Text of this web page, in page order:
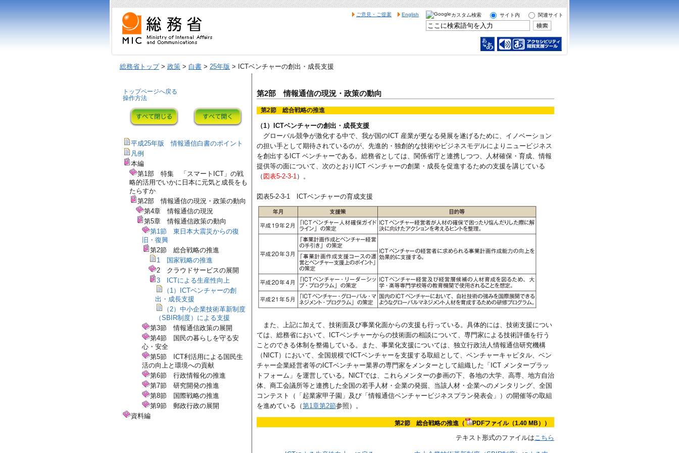
ご意見・ご提案 English カスタム検索 サイト内 関連サイト
総務省トップ> 政策 > 白書 > 25年版 > ICTベンチャーの創出・成長支援
第2部 情報通信の現況・政策の動向
第2節 総合戦略の推進
（1）ICTベンチャーの創出・成長支援
グローバル競争が激化する中で、我が国のICT 産業が更なる発展を遂げるために、イノベーション
の担い手として期待されているのが、先進的・独創的な技術やビジネスモデルによりニュービジネス
を創出するICT ベンチャーである。総務省としては、関係省庁と連携しつつ、人材確保・育成、情報
提供等の面について、次のとおりICT ベンチャーの創業・成長を促進するための支援を講じている
（ 図表5-2-3-1）。
図表5-2-3-1 ICTベンチャーの育成支援
また、上記に加えて、技術面及び事業化面からの支援も行っている。具体的には、技術支援につい
ては、総務省において、ICTベンチャーからの技術面の相談について、専門家による技術評価を行う
ことのできる体制を整備している。また、事業化支援については、独立行政法人情報通信研究機構
（NICT）において、全国規模でICTベンチャーを支援する取組として、ベンチャーキャピタル、ベン
チャー企業経営者等のICTベンチャー業界の専門家をメンターとして組織した「ICT メンタープラッ
トフォーム」を運営している。NICTでは、これらメンターの参画の下、各地の大学、高専、地方自治
体、商工会議所等と連携した全国の若手人材・企業の発掘、当該人材・企業へのメンタリング、全国
コンテスト（「起業家甲子園」及び「情報通信ベンチャービジネスプラン発表会」）の開催等の取組
を進めている（第1章第2節参照）。
第2節 総合戦略の推進（ PDFファイル（1.40 MB））
テキスト形式のファイルはこちら
トップページへ戻る
操作方法
平成25年版 情報通信白書のポイント
凡例
本編
第1部 特集 「スマートICT」の戦
略的活用でいかに日本に元気と成長をも
たらすか
第2部 情報通信の現況・政策の動向
第4章 情報通信の現況
第5章 情報通信政策の動向
第1節 東日本大震災からの復
旧・復興
第2節 総合戦略の推進
1 国家戦略の推進
2 クラウドサービスの展開
3 ICTによる生産性向上
（1）ICTベンチャーの創
出・成長支援
（2）中小企業技術革新制度
（SBIR制度）による支援
第3節 情報通信政策の展開
第4節 国民の暮らしを守る安
心・安全
第5節 ICT利活用による国民生
活の向上と環境への貢献
第6節 行政情報化の推進
第7節 研究開発の推進
第8節 国際戦略の推進
第9節 郵政行政の展開
資料編